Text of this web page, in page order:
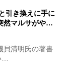
引き換えに手に
然マルサがや…
貝清明氏の著書